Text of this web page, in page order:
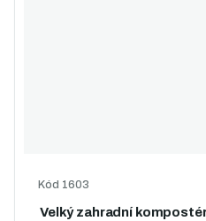
Velký zahradní
Kód 1603